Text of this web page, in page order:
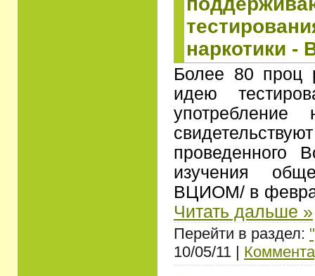
наркотики
Более 80 проц
идею
употребление
проведенного
изучения
ВЦИОМ/ в
Читать дальше »
Перейти в раздел:
10/05/11 |